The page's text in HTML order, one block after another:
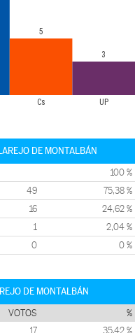
Cs UP
5
3
DE MONTALBÁN
100 %
49 75,38 %
16 24,62 %
1 2,04 %
0 0 %
DE MONTALBÁN
VOTOS %
17 35,42 %